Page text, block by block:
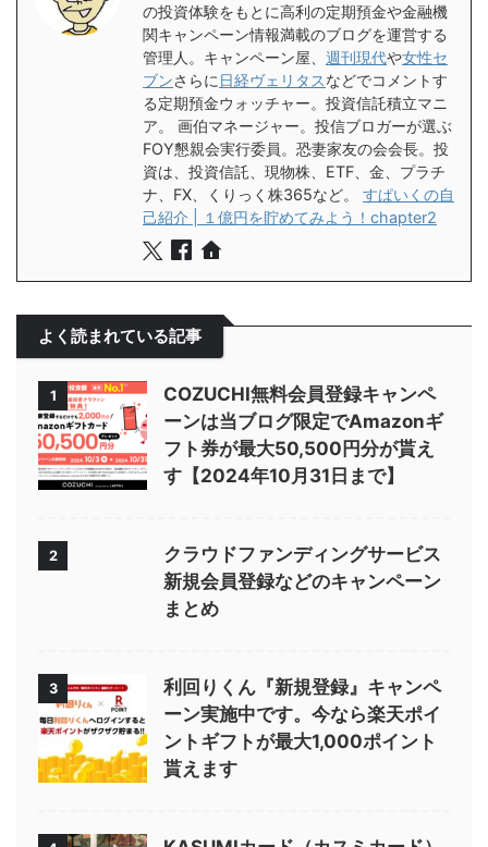
の投資体験をもとに高利の定期預金や金融機
関キャンペーン情報満載のブログを運営する
管理人。キャンペーン屋、 週刊現代や女性セ
ブンさらに 日経ヴェリタスなどでコメントす
る定期預金ウォッチャー。投資信託積立マニ
ア。 画伯マネージャー。投信ブロガーが選ぶ
FOY懇親会実行委員。恐妻家友の会会長。投
資は、投資信託、現物株、ETF、金、プラチ
ナ、FX、くりっく株365など。 すぱいくの自
己紹介 | １億円を貯めてみよう！chapter2
よく読まれている記事
1
COZUCHI無料会員登録キャンペ
ーンは当ブログ限定でAmazonギ
フト券が最大50,500円分が貰え
す【2024年10月31日まで】
2
クラウドファンディングサービス
新規会員登録などのキャンペーン
まとめ
3
利回りくん『新規登録』キャンペ
ーン実施中です。今なら楽天ポイ
ントギフトが最大1,000ポイント
貰えます